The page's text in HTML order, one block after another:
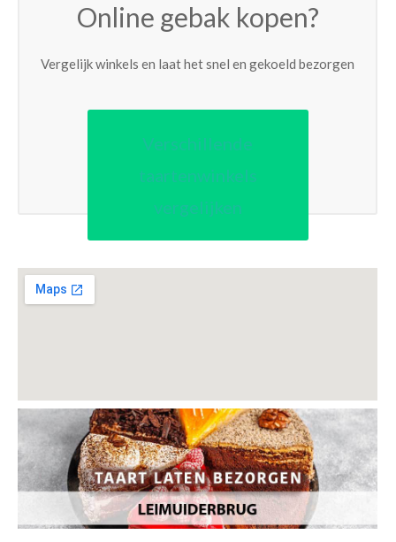
Online gebak kopen?
Vergelijk winkels en laat het snel en gekoeld bezorgen
Verschillende
taartenwinkels
vergelijken